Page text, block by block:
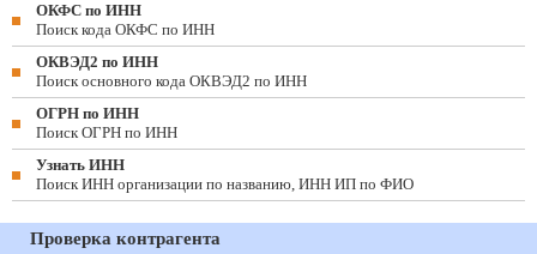
ОКФС по ИНН
Поиск кода ОКФС по ИНН
ОКВЭД2 по ИНН
Поиск основного кода ОКВЭД2 по ИНН
ОГРН по ИНН
Поиск ОГРН по ИНН
Узнать ИНН
Поиск ИНН организации по названию, ИНН ИП по ФИО
Проверка контрагента